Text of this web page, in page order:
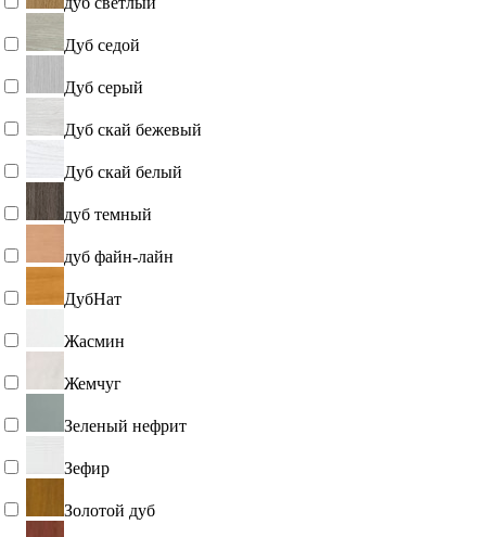
Дуб седой
Дуб серый
Дуб скай бежевый
Дуб скай белый
дуб темный
дуб файн-лайн
ДубНат
Жасмин
Жемчуг
Зеленый нефрит
Зефир
Золотой дуб